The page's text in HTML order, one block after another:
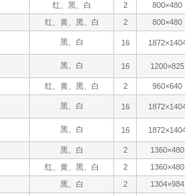
红、黑、白 2
800×480
红、黄、黑、白 2 800×480
黑、白 16
黑、白 16 1200×825
红、黄、黑、白 2 960×640
黑、白 16
黑、白 16
黑、白 2
1360×480
红、黄、黑、白 2
1360×480
黑、白 2
1304×984